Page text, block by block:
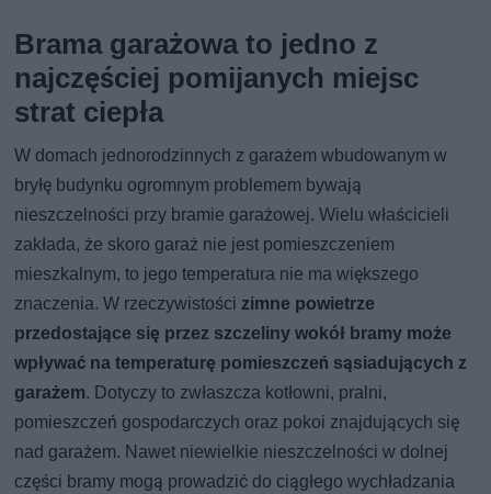
Brama garażowa to jedno z
najczęściej pomijanych miejsc
strat ciepła
W domach jednorodzinnych z garażem wbudowanym w
bryłę budynku ogromnym problemem bywają
nieszczelności przy bramie garażowej. Wielu właścicieli
zakłada, że skoro garaż nie jest pomieszczeniem
mieszkalnym, to jego temperatura nie ma większego
znaczenia. W rzeczywistości zimne powietrze
przedostające się przez szczeliny wokół bramy może
wpływać na temperaturę pomieszczeń sąsiadujących z
garażem. Dotyczy to zwłaszcza kotłowni, pralni,
pomieszczeń gospodarczych oraz pokoi znajdujących się
nad garażem. Nawet niewielkie nieszczelności w dolnej
części bramy mogą prowadzić do ciągłego wychładzania